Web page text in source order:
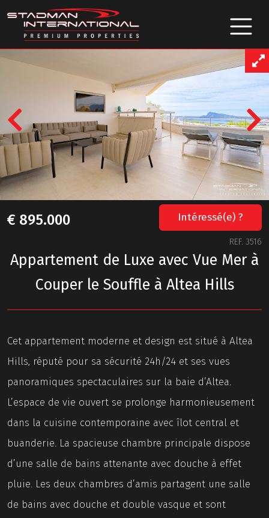
Previous
€ 895.000
REF. 3516
Intéressé(e) ?
Appartement de Luxe avec Vue Mer à
Couper le Souffle à Altea Hills
Cet appartement moderne et design est situé à Altea
Hills, réputé pour sa sécurité 24h/24 et ses vues
panoramiques spectaculaires sur la baie d’Altea.
L’espace de vie ouvert se prolonge harmonieusement
dans la cuisine contemporaine avec îlot central et
buanderie. La spacieuse chambre principale dispose
d’une salle de bains attenante avec douche à effet
pluie. Les deux chambres d’amis partagent une salle
de bains avec douche et double vasque et sont